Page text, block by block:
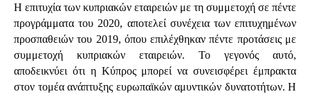
H επιτυχία των κυπριακών εταιρειών με τη συμμετοχή σε πέντε
προγράμματα του 2020, αποτελεί συνέχεια των επιτυχημένων
προσπαθειών του 2019, όπου επιλέχθηκαν πέντε προτάσεις με
συμμετοχή κυπριακών εταιρειών. Το γεγονός αυτό,
αποδεικνύει ότι η Κύπρος μπορεί να συνεισφέρει έμπρακτα
στον τομέα ανάπτυξης ευρωπαϊκών αμυντικών δυνατοτήτων. Η